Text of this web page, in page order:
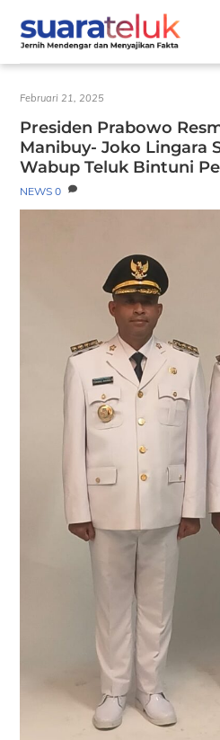
content
Februari 21, 2025
Presiden Prabowo
Manibuy- Joko Lingara
Wabup Teluk Bintuni
NEWS 0